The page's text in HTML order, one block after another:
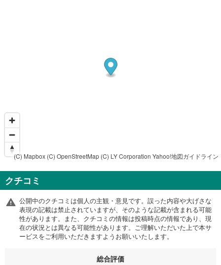
(C) Mapbox (C) OpenStreetMap (C) LY Corporation Yahoo!地図ガイドライン
クチコミ
公開中のクチコミは個人の主観・意見です。誤った内容や大げさな
表現の記載は禁止されていますが、そのような記載が含まれる可能
性があります。また、クチコミの情報は投稿時点の情報であり、現
在の状況とは異なる可能性があります。ご理解いただいた上で本サ
ービスをご利用いただきますようお願いいたします。
総合評価